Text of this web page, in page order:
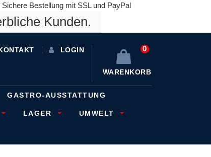
Sichere Bestellung mit SSL und PayPal
Kunden.
LOGIN 0
WARENKORB
GASTRO-AUSSTATTUNG
LAGER UMWELT